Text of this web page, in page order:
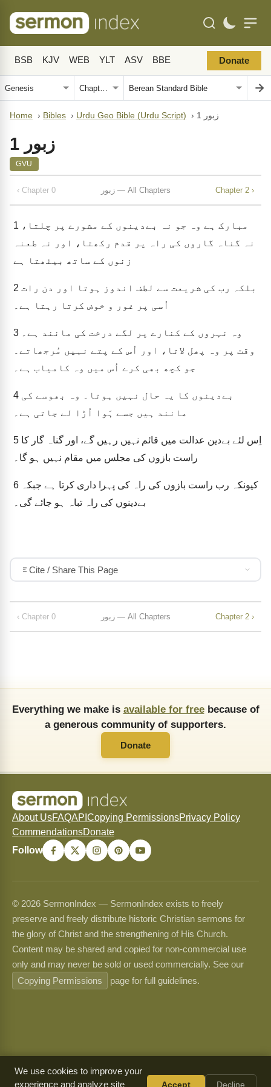
BSB KJV WEB YLT ASV BBE Donate
Home › Bibles › Urdu Geo Bible (Urdu Script) › زبور 1
زبور 1
GVU
‹ Chapter 0 زبور — All Chapters Chapter 2 ›
1
نہ گناہ گاروں کی راہ پر قدم رکھتا، اور نہ طعنہ
زنوں کے ساتھ بیٹھتا ہے
2
اُسی پر غور و خوض کرتا رہتا ہے۔
3
وقت پر وہ پھل لاتا، اور اُس کے پتے نہیں مُرجھاتے۔
جو کچھ بھی کرے اُس میں وہ کامیاب ہے۔
4
مانند ہیں جسے ہَوا اُڑا لے جاتی ہے۔
5
راست بازوں کی مجلس میں مقام نہیں ہو گا۔
6
بےدینوں کی راہ تباہ ہو جائے گی۔
Cite / Share This Page
‹ Chapter 0 زبور — All Chapters Chapter 2 ›
Everything we make is available for freebecause of
a generous community of supporters.
Donate
About UsFAQAPI Copying PermissionsPrivacy Policy
CommendationsDonate
Follow
© 2026 SermonIndex — SermonIndex exists to freely
preserve and freely distribute historic Christian sermons for
the glory of Christ and the strengthening of His Church.
Content may be shared and copied for non-commercial use
only and may never be sold or used commercially. See our
Copying Permissions
page for full guidelines.
We use cookies to improve your
experience and analyze site
Accept Decline